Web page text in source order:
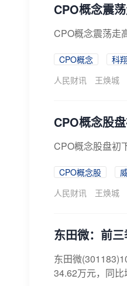
CPO概念震
CPO概念震荡走
CPO概念 科
人民财讯
王焕城
CPO概念股
CPO概念股盘初
CPO概念股
人民财讯
王焕城
东田微：前
东田微
34.62万元，同